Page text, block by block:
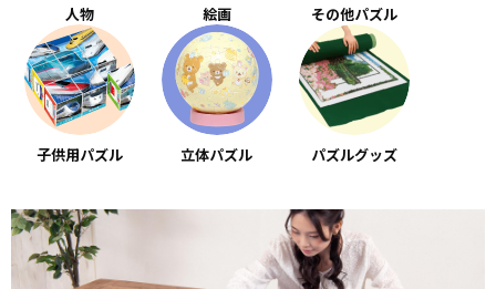
人物 絵画 その他パズル
子供用パズル 立体パズル パズルグッズ